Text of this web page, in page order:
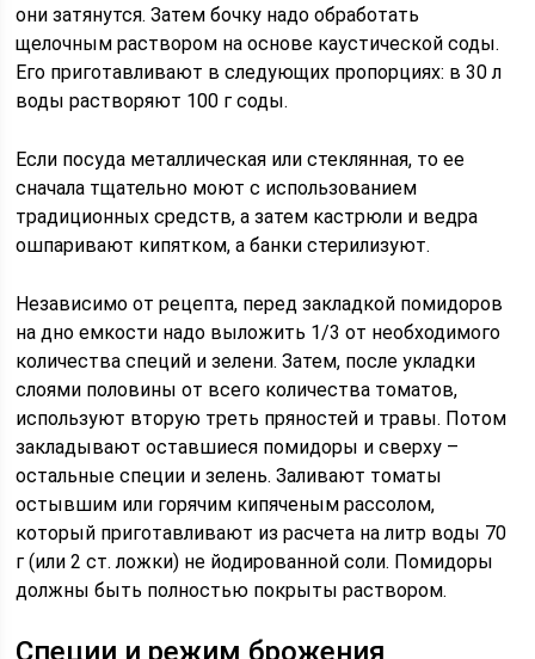
они затянутся. Затем бочку надо обработать
щелочным раствором на основе каустической соды.
Его приготавливают в следующих пропорциях: в 30 л
воды растворяют 100 г соды.
Если посуда металлическая или стеклянная, то ее
сначала тщательно моют с использованием
традиционных средств, а затем кастрюли и ведра
ошпаривают кипятком, а банки стерилизуют.
Независимо от рецепта, перед закладкой помидоров
на дно емкости надо выложить 1/3 от необходимого
количества специй и зелени. Затем, после укладки
слоями половины от всего количества томатов,
используют вторую треть пряностей и травы. Потом
закладывают оставшиеся помидоры и сверху –
остальные специи и зелень. Заливают томаты
остывшим или горячим кипяченым рассолом,
который приготавливают из расчета на литр воды 70
г (или 2 ст. ложки) не йодированной соли. Помидоры
должны быть полностью покрыты раствором.
Специи и режим брожения